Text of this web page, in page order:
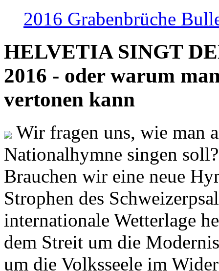
2016 Grabenbrüche
HELVETIA SINGT
2016 - oder warum
vertonen kann
Wir fragen uns, wie man
Nationalhymne singen
Brauchen wir eine neue
Strophen des
internationale Wetterlage
dem Streit um die
um die Volksseele im